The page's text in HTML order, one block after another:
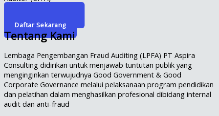
Daftar Sekarang
Tentang Kami
Lembaga Pengembangan Fraud Auditing (LPFA) PT Aspira
Consulting didirikan untuk menjawab tuntutan publik yang
menginginkan terwujudnya Good Government & Good
Corporate Governance melalui pelaksanaan program pendidikan
dan pelatihan dalam menghasilkan profesional dibidang internal
audit dan anti-fraud